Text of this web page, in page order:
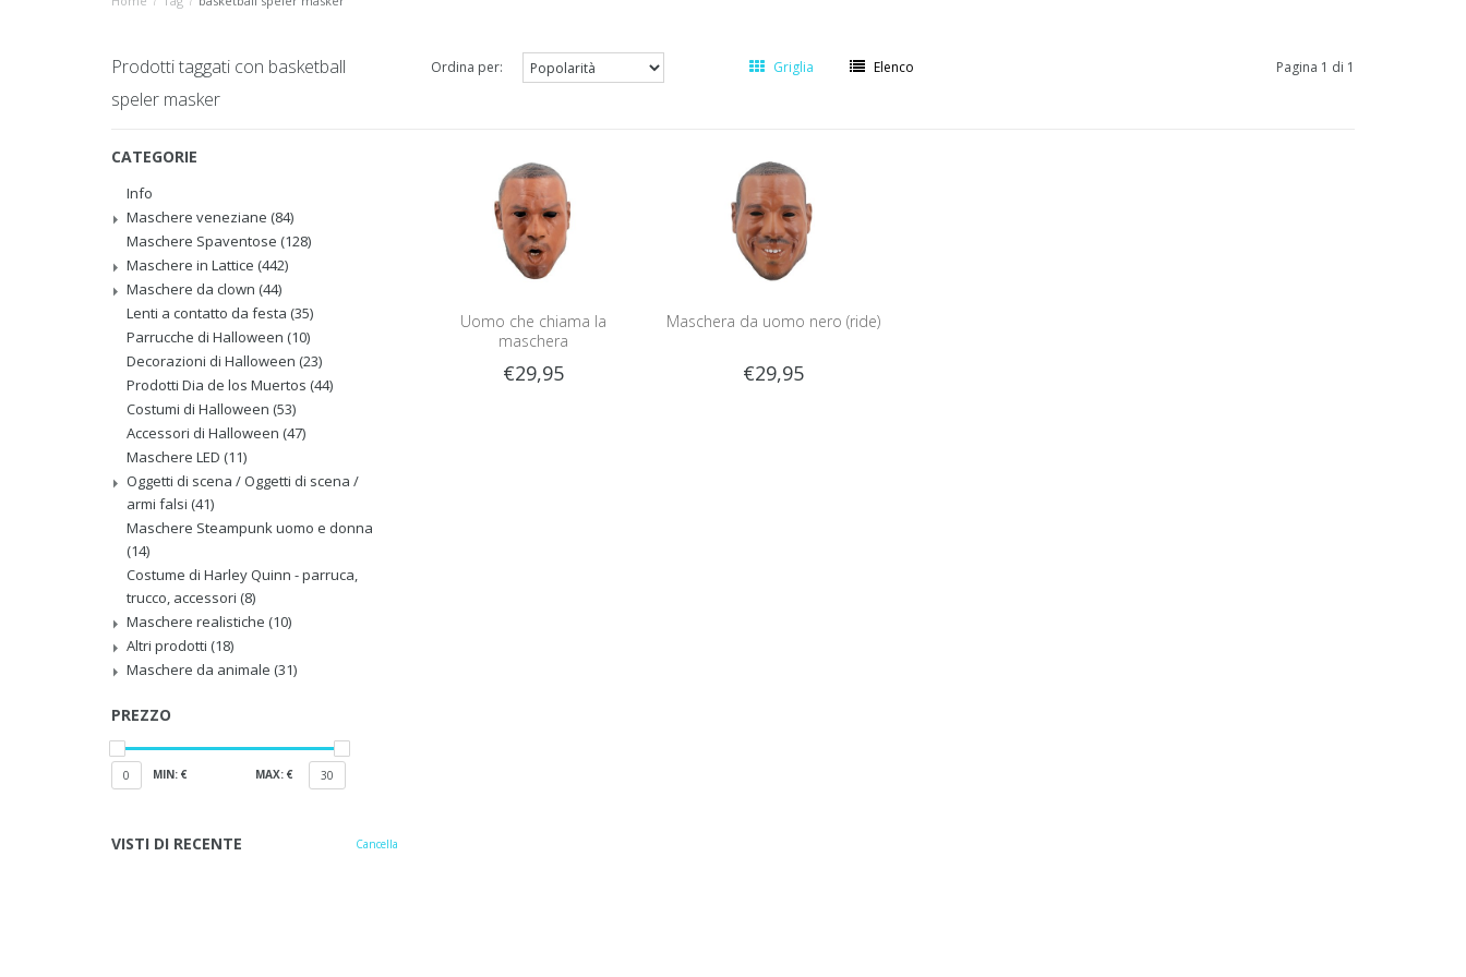
Prodotti taggati con basketball
speler masker
Ordina per: Griglia Elenco Pagina 1 di 1
CATEGORIE
Info
Maschere veneziane (84)
Maschere Spaventose (128)
Maschere in Lattice (442)
Maschere da clown (44)
Lenti a contatto da festa (35)
Parrucche di Halloween (10)
Decorazioni di Halloween (23)
Prodotti Dia de los Muertos (44)
Costumi di Halloween (53)
Accessori di Halloween (47)
Maschere LED (11)
Oggetti di scena / Oggetti di scena /
armi falsi (41)
Maschere Steampunk uomo e donna
(14)
Costume di Harley Quinn - parruca,
trucco, accessori (8)
Maschere realistiche (10)
Altri prodotti (18)
Maschere da animale (31)
PREZZO
0 MIN: € MAX: € 30
VISTI DI RECENTE Cancella
Uomo che chiama la
maschera
€29,95
Maschera da uomo nero (ride)
€29,95